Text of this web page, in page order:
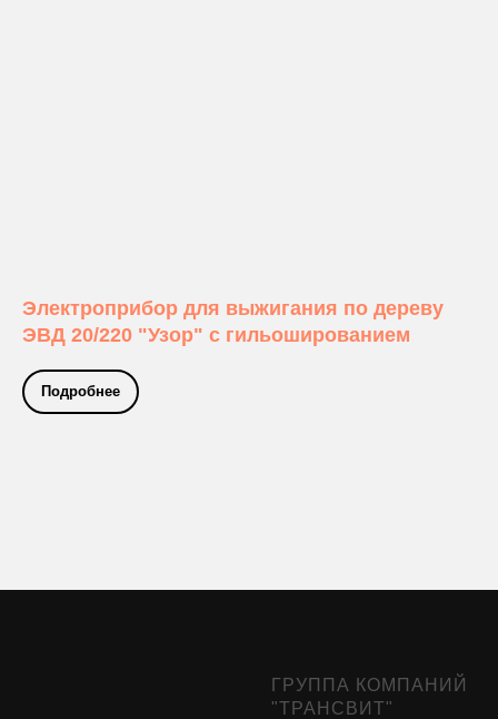
Электроприбор для выжигания по дереву
ЭВД 20/220 "Узор" с гильошированием
Подробнее
ГРУППА КОМПАНИЙ
"ТРАНСВИТ"